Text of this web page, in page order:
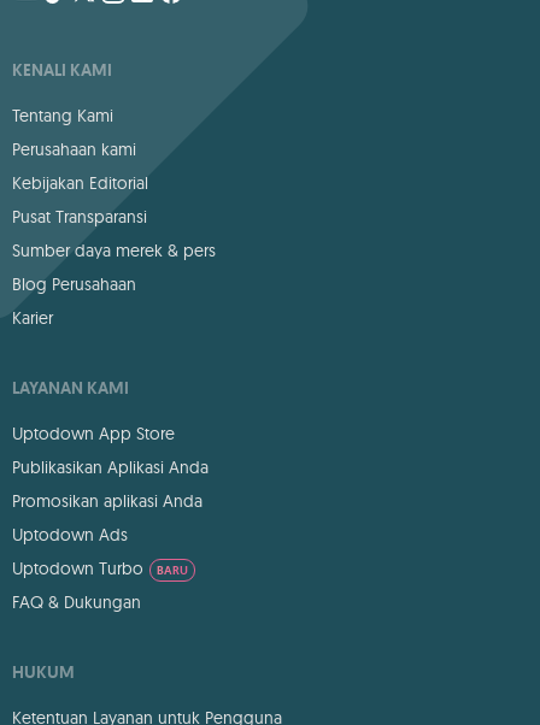
KENALI KAMI
Tentang Kami
Perusahaan kami
Kebijakan Editorial
Pusat Transparansi
Sumber daya merek & pers
Blog Perusahaan
Karier
LAYANAN KAMI
Uptodown App Store
Publikasikan Aplikasi Anda
Promosikan aplikasi Anda
Uptodown Ads
Uptodown Turbo
BARU
FAQ & Dukungan
HUKUM
Ketentuan Layanan untuk Pengguna